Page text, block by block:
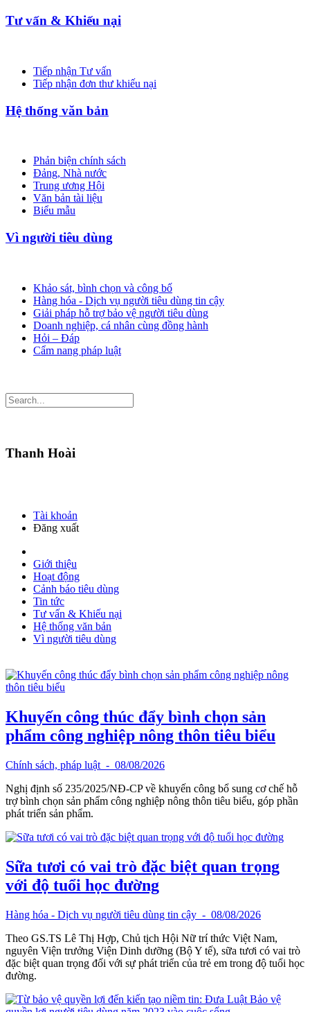
Tư vấn & Khiếu nại
Tiếp nhận Tư vấn
Tiếp nhận đơn thư khiếu nại
Hệ thống văn bản
Phản biện chính sách
Đảng, Nhà nước
Trung ương Hội
Văn bản tài liệu
Biểu mẫu
Vì người tiêu dùng
Khảo sát, bình chọn và công bố
Hàng hóa - Dịch vụ người tiêu dùng tin cậy
Giải pháp hỗ trợ bảo vệ người tiêu dùng
Doanh nghiệp, cá nhân cùng đồng hành
Hỏi – Đáp
Cẩm nang pháp luật
Thanh Hoài
Tài khoản
Đăng xuất
Giới thiệu
Hoạt động
Cảnh báo tiêu dùng
Tin tức
Tư vấn & Khiếu nại
Hệ thống văn bản
Vì người tiêu dùng
Khuyến công thúc đẩy bình chọn sản
phẩm công nghiệp nông thôn tiêu biểu
Chính sách, pháp luật - 08/08/2026
Nghị định số 235/2025/NĐ-CP về khuyến công bổ sung cơ chế hỗ
trợ bình chọn sản phẩm công nghiệp nông thôn tiêu biểu, góp phần
phát triển sản phẩm.
Sữa tươi có vai trò đặc biệt quan trọng
với độ tuổi học đường
Hàng hóa - Dịch vụ người tiêu dùng tin cậy - 08/08/2026
Theo GS.TS Lê Thị Hợp, Chủ tịch Hội Nữ trí thức Việt Nam,
nguyên Viện trưởng Viện Dinh dưỡng (Bộ Y tế), sữa tươi có vai trò
đặc biệt quan trọng đối với sự phát triển của trẻ em trong độ tuổi học
đường.